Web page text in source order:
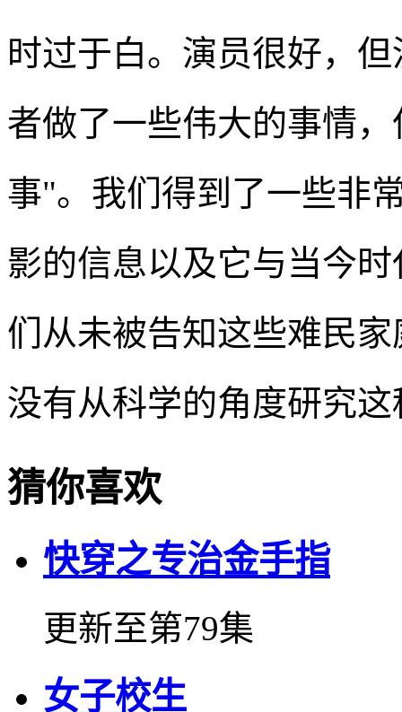
时过于白。演员很好，
者做了一些伟大的事情
事"。我们得到了一些非
影的信息以及它与当今
们从未被告知这些难民
没有从科学的角度研究
猜你喜欢
快穿之专治金手指
更新至第79集
女子校生